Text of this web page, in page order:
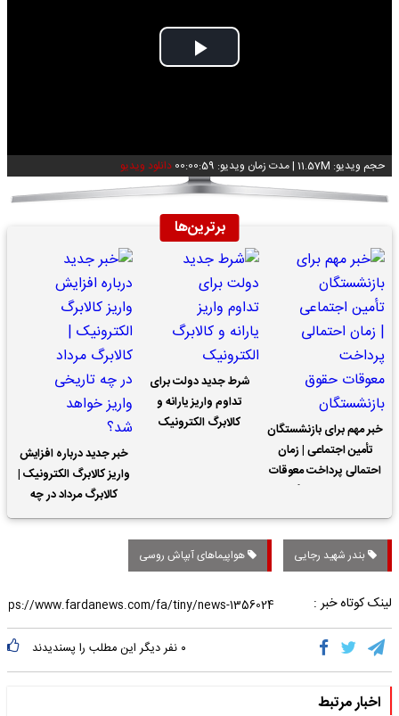
Play
حجم ویدیو: 11.57M |مدت زمان ویدیو: 00:00:59 دانلود ویدیو
برترین‌ها
خبر مهم برای بازنشستگان
تأمین اجتماعی | زمان
احتمالی پرداخت معوقات
شرط جدید دولت برای
تداوم واریز یارانه و
کالابرگ الکترونیک
خبر جدید درباره افزایش
واریز کالابرگ الکترونیک |
کالابرگ مرداد در چه
تاریخی واریز خواهد شد؟
بندر شهید رجایی هواپیماهای آبپاش روسی
لینک کوتاه خبر :
۰ نفر دیگر این مطلب را پسندیدند
اخبار مرتبط